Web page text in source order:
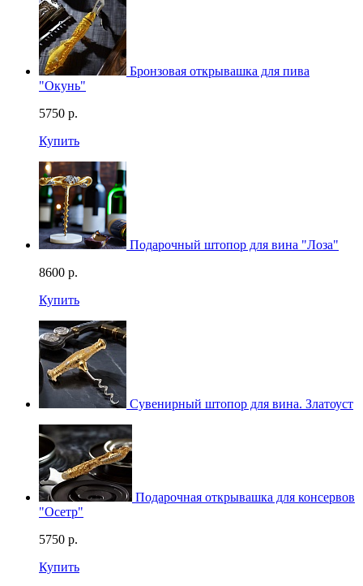
Бронзовая открывашка для пива
"Окунь"
5750 р.
Купить
Подарочный штопор для вина "Лоза"
8600 р.
Купить
Сувенирный штопор для вина. Златоуст
Подарочная открывашка для консервов
"Осетр"
5750 р.
Купить